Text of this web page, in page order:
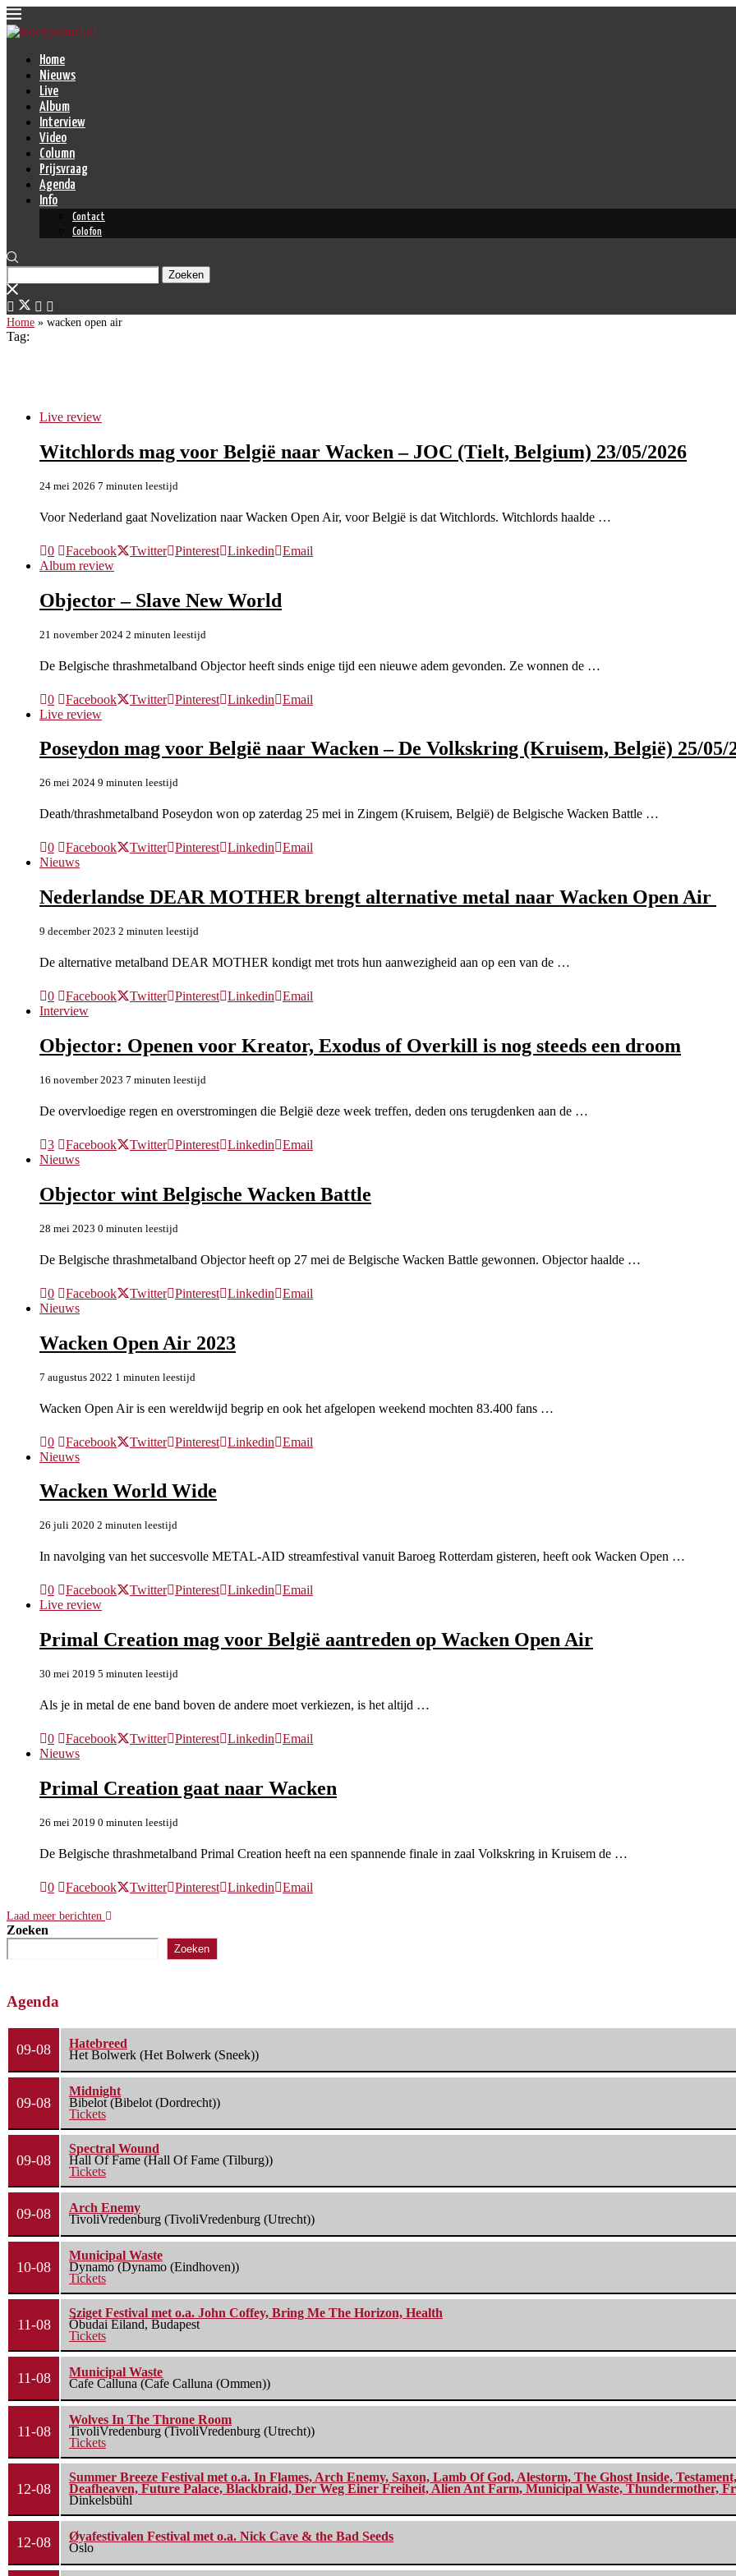
Home
Nieuws
Live
Album
Interview
Video
Column
Prijsvraag
Agenda
Info
Contact
Colofon
Zoeken
Home » wacken open air
Tag:
Live review
Witchlords mag voor België naar Wacken – JOC (Tielt, Belgium) 23/05/2026
24 mei 2026 7 minuten leestijd
Voor Nederland gaat Novelization naar Wacken Open Air, voor België is dat Witchlords. Witchlords haalde …
0 Facebook Twitter Pinterest Linkedin
Email
Album review
Objector – Slave New World
21 november 2024 2 minuten leestijd
De Belgische thrashmetalband Objector heeft sinds enige tijd een nieuwe adem gevonden. Ze wonnen de …
0 Facebook Twitter Pinterest Linkedin
Email
Live review
Poseydon mag voor België naar Wacken – De Volkskring (Kruisem, België) 25/05/
26 mei 2024 9 minuten leestijd
Death/thrashmetalband Poseydon won op zaterdag 25 mei in Zingem (Kruisem, België) de Belgische Wacken Battle …
0 Facebook Twitter Pinterest Linkedin
Email
Nieuws
Nederlandse DEAR MOTHER brengt alternative metal naar Wacken Open Air
9 december 2023 2 minuten leestijd
De alternative metalband DEAR MOTHER kondigt met trots hun aanwezigheid aan op een van de …
0 Facebook Twitter Pinterest Linkedin
Email
Interview
Objector: Openen voor Kreator, Exodus of Overkill is nog steeds een droom
16 november 2023 7 minuten leestijd
De overvloedige regen en overstromingen die België deze week treffen, deden ons terugdenken aan de …
3 Facebook Twitter Pinterest Linkedin
Email
Nieuws
Objector wint Belgische Wacken Battle
28 mei 2023 0 minuten leestijd
De Belgische thrashmetalband Objector heeft op 27 mei de Belgische Wacken Battle gewonnen. Objector haalde …
0 Facebook Twitter Pinterest Linkedin
Email
Nieuws
Wacken Open Air 2023
7 augustus 2022 1 minuten leestijd
Wacken Open Air is een wereldwijd begrip en ook het afgelopen weekend mochten 83.400 fans …
0 Facebook Twitter Pinterest Linkedin
Email
Nieuws
Wacken World Wide
26 juli 2020 2 minuten leestijd
In navolging van het succesvolle METAL-AID streamfestival vanuit Baroeg Rotterdam gisteren, heeft ook Wacken Open …
0 Facebook Twitter Pinterest Linkedin
Email
Live review
Primal Creation mag voor België aantreden op Wacken Open Air
30 mei 2019 5 minuten leestijd
Als je in metal de ene band boven de andere moet verkiezen, is het altijd …
0 Facebook Twitter Pinterest Linkedin
Email
Nieuws
Primal Creation gaat naar Wacken
26 mei 2019 0 minuten leestijd
De Belgische thrashmetalband Primal Creation heeft na een spannende finale in zaal Volkskring in Kruisem de …
0 Facebook Twitter Pinterest Linkedin Email
Laad meer berichten
Zoeken
Zoeken
Agenda
09-08
Hatebreed
Het Bolwerk (Het Bolwerk (Sneek))
09-08
Midnight
Bibelot (Bibelot (Dordrecht))
Tickets
09-08
Spectral Wound
Hall Of Fame (Hall Of Fame (Tilburg))
Tickets
09-08
Arch Enemy
TivoliVredenburg (TivoliVredenburg (Utrecht))
10-08
Municipal Waste
Dynamo (Dynamo (Eindhoven))
Tickets
11-08
Sziget Festival met o.a. John Coffey, Bring Me The Horizon, Health
Óbudai Eiland, Budapest
Tickets
11-08
Municipal Waste
Cafe Calluna (Cafe Calluna (Ommen))
11-08
Wolves In The Throne Room
TivoliVredenburg (TivoliVredenburg (Utrecht))
Tickets
12-08
Summer Breeze Festival met o.a. In Flames, Arch Enemy, Saxon, Lamb Of God, Alestorm, The Ghost Inside,
Deafheaven, Future Palace, Blackbraid, Der Weg Einer Freiheit, Alien Ant Farm, Municipal Waste, Thundermother,
Dinkelsbühl
12-08
Øyafestivalen Festival met o.a. Nick Cave & the Bad Seeds
Oslo